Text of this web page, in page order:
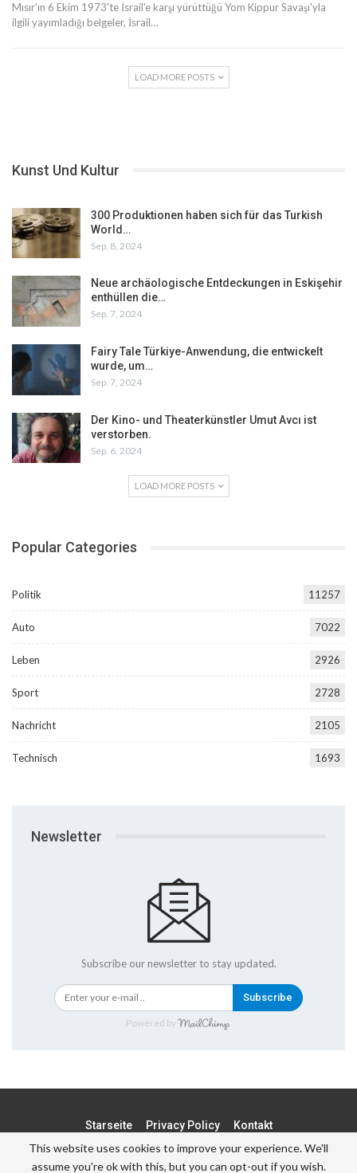
Mısır'ın 6 Ekim 1973'te İsrail'e karşı yürüttüğü Yom Kippur Savaşı'yla
ilgili yayımladığı belgeler, İsrail…
LOAD MORE POSTS
Kunst Und Kultur
300 Produktionen haben sich für das Turkish
World…
Sep. 8, 2024
Neue archäologische Entdeckungen in Eskişehir
enthüllen die…
Sep. 7, 2024
Fairy Tale Türkiye-Anwendung, die entwickelt
wurde, um…
Sep. 7, 2024
Der Kino- und Theaterkünstler Umut Avcı ist
verstorben.
Sep. 6, 2024
LOAD MORE POSTS
Popular Categories
Politik 11257
Auto 7022
Leben 2926
Sport 2728
Nachricht 2105
Technisch 1693
Newsletter
Subscribe our newsletter to stay updated.
Subscribe
Powered by
Starseite Privacy Policy Kontakt
© - . All Rights Reserved.
This website uses cookies to improve your experience. We'll
assume you're ok with this, but you can opt-out if you wish.